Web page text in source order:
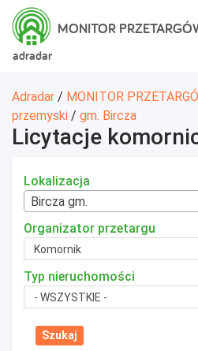
adradar
MONITOR
Adradar / MONITOR
przemyski / gm. Bircza
Licytacje
Lokalizacja
Bircza gm.
Organizator przetargu
Typ nieruchomości